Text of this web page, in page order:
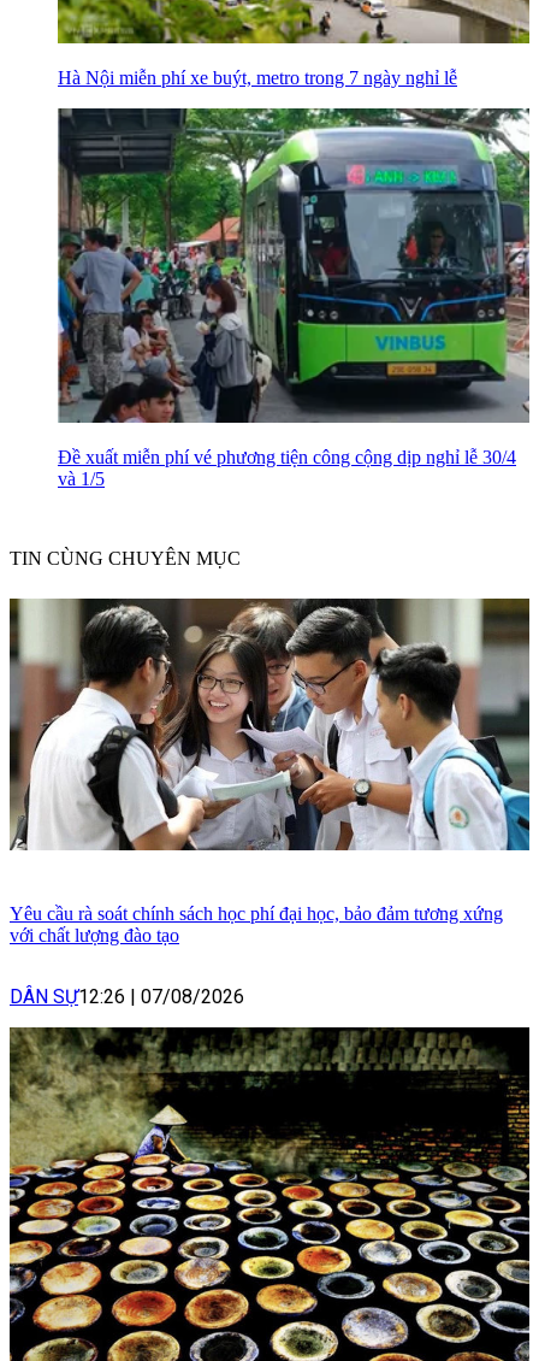
Hà Nội miễn phí xe buýt, metro trong 7 ngày nghỉ lễ
Đề xuất miễn phí vé phương tiện công cộng dịp nghỉ lễ 30/4
và 1/5
TIN CÙNG CHUYÊN MỤC
Yêu cầu rà soát chính sách học phí đại học, bảo đảm tương xứng
với chất lượng đào tạo
DÂN SỰ12:26 | 07/08/2026